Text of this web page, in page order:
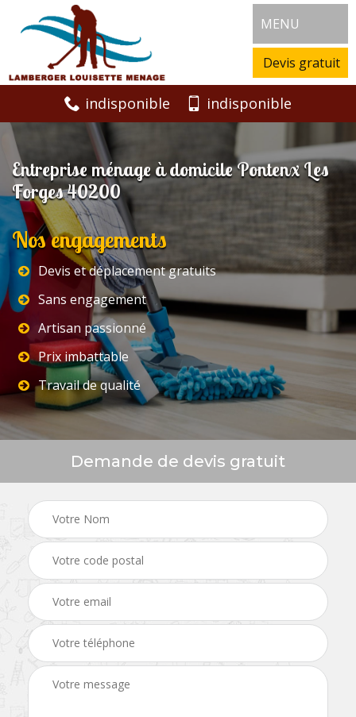
MENU
Devis gratuit
indisponible indisponible
Entreprise ménage à domicile Pontenx Les
Forges 40200
Nos engagements
Devis et déplacement gratuits
Sans engagement
Artisan passionné
Prix imbattable
Travail de qualité
Demande de devis gratuit